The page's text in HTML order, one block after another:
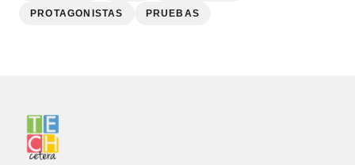
PROTAGONISTAS PRUEBAS